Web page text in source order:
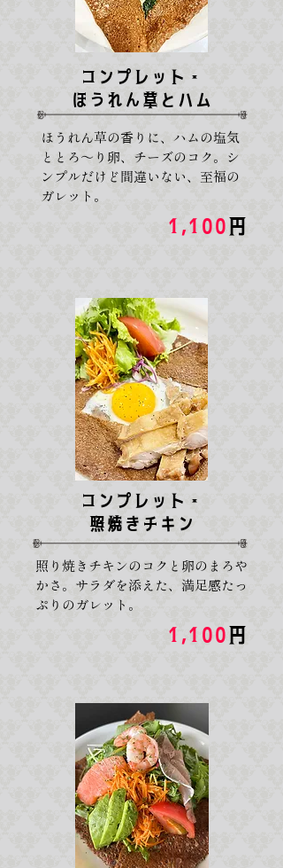
コンプレット・
​ほうれん草とハム
ほうれん草の香りに、ハムの塩気
ととろ〜り卵、チーズのコク。シ
ンプルだけど間違いない、至福の
ガレット。
1,100 円
コンプレット・
照焼きチキン
照り焼きチキンのコクと卵のまろや
かさ。サラダを添えた、満足感たっ
ぷりのガレット。
1,100 円